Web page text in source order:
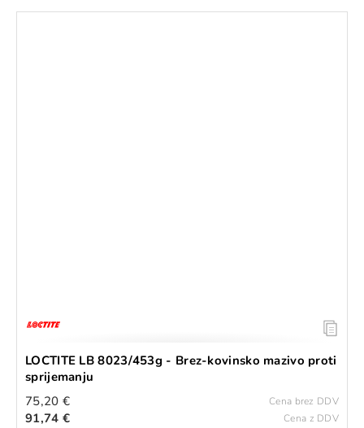
LOCTITE LB 8023/453g - Brez-kovinsko mazivo proti
sprijemanju
Cena brez DDV
75,20 €
Cena z DDV
91,74 €